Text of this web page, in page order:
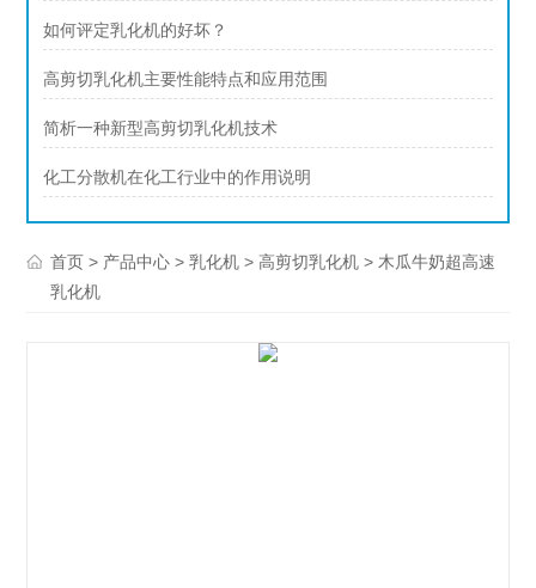
如何评定乳化机的好坏？
高剪切乳化机主要性能特点和应用范围
简析一种新型高剪切乳化机技术
化工分散机在化工行业中的作用说明
首页 > 产品中心 >乳化机 >高剪切乳化机 > 木瓜牛奶超高速
乳化机